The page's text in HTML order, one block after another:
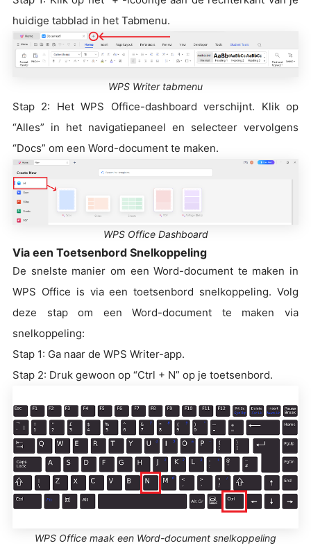
huidige tabblad in het Tabmenu.
WPS Writer tabmenu
Stap 2: Het WPS Office-dashboard verschijnt. Klik op
“Alles” in het navigatiepaneel en selecteer vervolgens
“Docs” om een Word-document te maken.
WPS Office Dashboard
Via een Toetsenbord Snelkoppeling
De snelste manier om een Word-document te maken in
WPS Office is via een toetsenbord snelkoppeling. Volg
deze stap om een Word-document te maken via
snelkoppeling:
Stap 1: Ga naar de WPS Writer-app.
Stap 2: Druk gewoon op “Ctrl + N” op je toetsenbord.
WPS Office maak een Word-document snelkoppeling